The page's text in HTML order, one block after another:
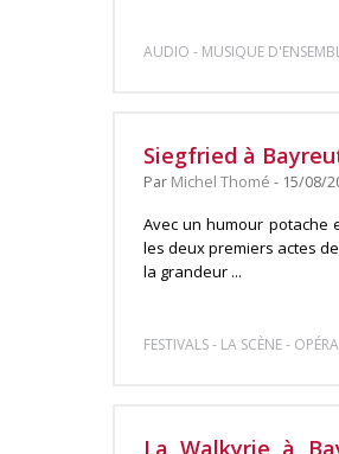
AUDIO - MUSIQUE
Siegfried à
Par Michel Thomé - 15/08/
Avec un humour potache
les deux premiers actes
la grandeur ...
FESTIVALS- LA SCÈNE- OPÉRA
La Walkyrie à